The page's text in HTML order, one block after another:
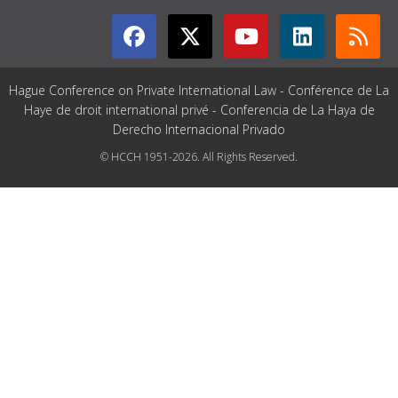
Hague Conference on Private International Law - Conférence de La
Haye de droit international privé - Conferencia de La Haya de
Derecho Internacional Privado
© HCCH 1951-2026. All Rights Reserved.